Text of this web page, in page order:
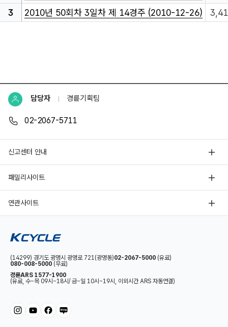
3
2010년 50회차 3일차 제 14경주 (2010-12-26)
담당자 경륜기획팀
02-2067-5711
신고센터 안내
분실경주권 신고
부정행위자 신고
불법사이트 신고
예산낭비 신고센터
패밀리사이트
서울올림픽파크텔
에콜리안골프장
한국스포츠정책과학원
한국체육산업개발(주)
경륜·경정선수커뮤니티
연관사이트
창원레포츠파크
사행산업통합감독위원회 불법사행산업감시신고센터
(14299) 경기도 광명시 광명로 721(광명동)02-2067-5000 (유료)
080-008-5000 (무료)
경륜ARS 1577-1900
(유료, 수~목 09시~18시/ 금~일 10시~19시, 이외시간 ARS 자동연결)